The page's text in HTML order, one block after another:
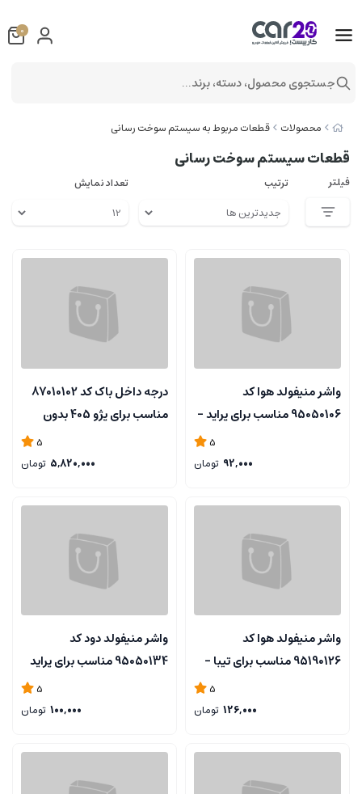
محصولات قطعات مربوط به سیستم سوخت رسانی
قطعات سیستم سوخت رسانی
فیلتر ترتیب تعداد نمایش
واشر منیفولد هوا کد
95050106 مناسب برای پراید -
5
92,000 تومان
درجه داخل باک کد 87010102
مناسب برای پژو 405 بدون
5
5,820,000 تومان
واشر منیفولد هوا کد
95190126 مناسب برای تیبا -
5
126,000 تومان
واشر منیفولد دود کد
95050134 مناسب برای پراید
5
100,000 تومان
0
جستجوی محصول، دسته، برند...